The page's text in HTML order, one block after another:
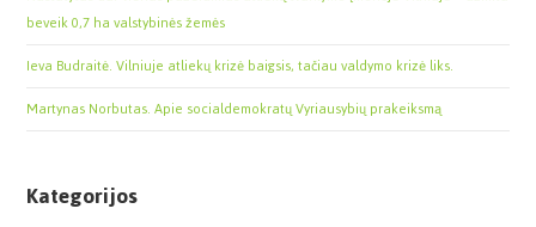
beveik 0,7 ha valstybinės žemės
Ieva Budraitė. Vilniuje atliekų krizė baigsis, tačiau valdymo krizė liks.
Martynas Norbutas. Apie socialdemokratų Vyriausybių prakeiksmą
Kategorijos